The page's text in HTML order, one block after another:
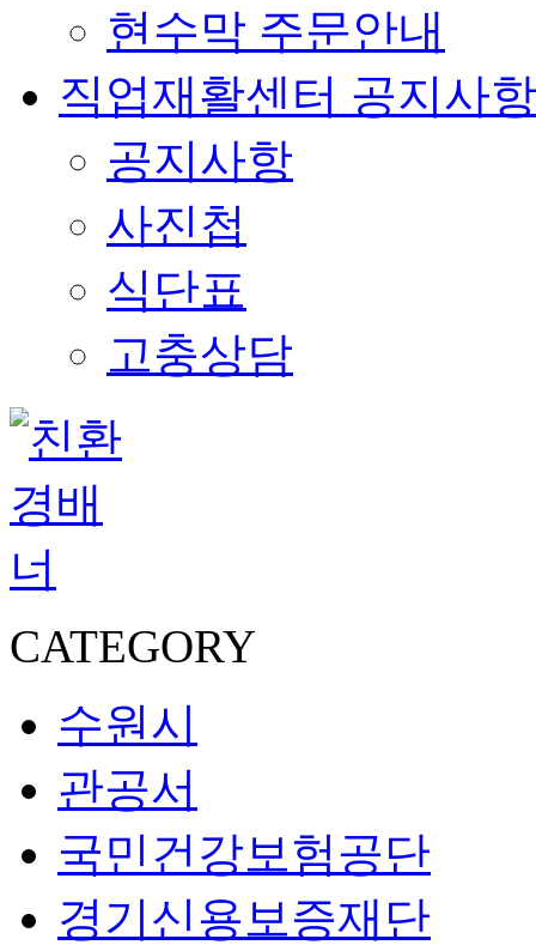
현수막 주문안내
직업재활센터 공지사항
공지사항
사진첩
식단표
고충상담
CATEGORY
수원시
관공서
국민건강보험공단
경기신용보증재단